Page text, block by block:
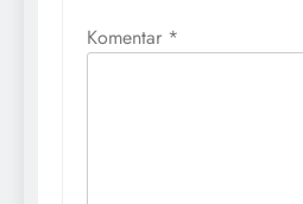
Komentar *